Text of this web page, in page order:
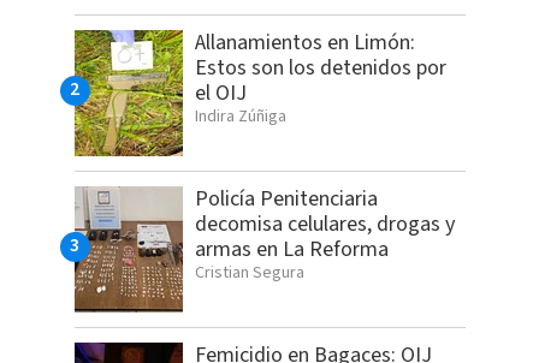
Allanamientos en Limón:
Estos son los detenidos por
el OIJ
Indira Zúñiga
Policía Penitenciaria
decomisa celulares, drogas y
armas en La Reforma
Cristian Segura
Femicidio en Bagaces: OIJ